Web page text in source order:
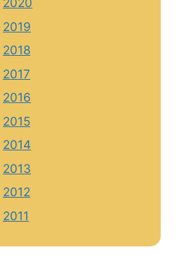
2020
2019
2018
2017
2016
2015
2014
2013
2012
2011